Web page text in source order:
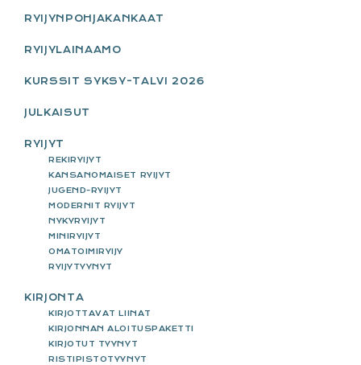
SIDEBAR
RYIJYNPOHJAKANKAAT
RYIJYLAINAAMO
KURSSIT SYKSY-TALVI 2026
JULKAISUT
RYIJYT
REKIRYIJYT
KANSANOMAISET RYIJYT
JUGEND-RYIJYT
MODERNIT RYIJYT
NYKYRYIJYT
MINIRYIJYT
OMATOIMIRYIJY
RYIJYTYYNYT
KIRJONTA
KIRJOTTAVAT LIINAT
KIRJONNAN ALOITUSPAKETTI
KIRJOTUT TYYNYT
RISTIPISTOTYYNYT